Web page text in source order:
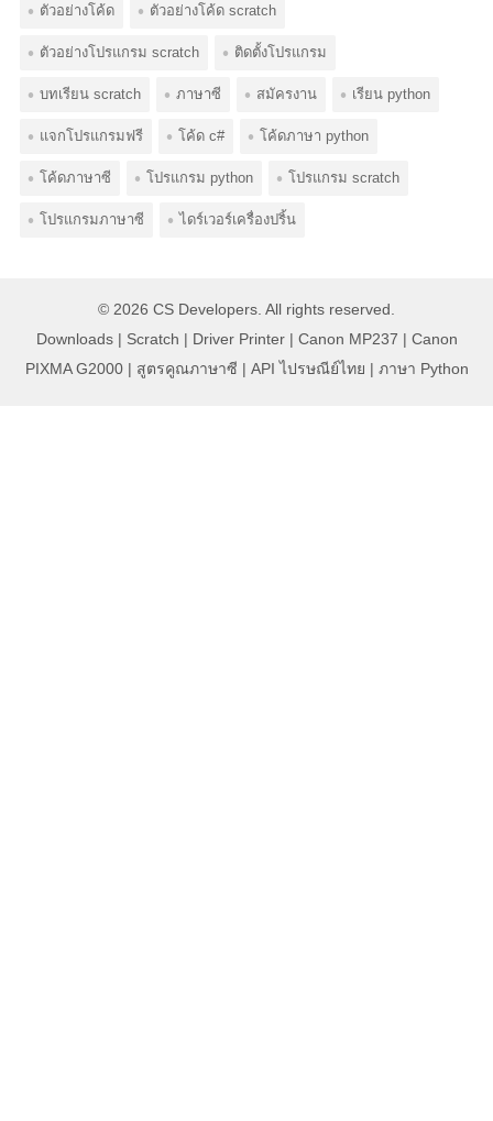
ตัวอย่างโค้ด ตัวอย่างโค้ด scratch
ตัวอย่างโปรแกรม scratch ติดตั้งโปรแกรม
บทเรียน scratch ภาษาซี สมัครงาน เรียน python
แจกโปรแกรมฟรี โค้ด c# โค้ดภาษา python
โค้ดภาษาซี โปรแกรม python โปรแกรม scratch
โปรแกรมภาษาซี ไดร์เวอร์เครื่องปริ้น
© 2026 CS Developers . All rights reserved.
Downloads| Scratch | Driver Printer| Canon MP237 | Canon
PIXMA G2000| สูตรคูณภาษาซี | API ไปรษณีย์ไทย | ภาษา Python